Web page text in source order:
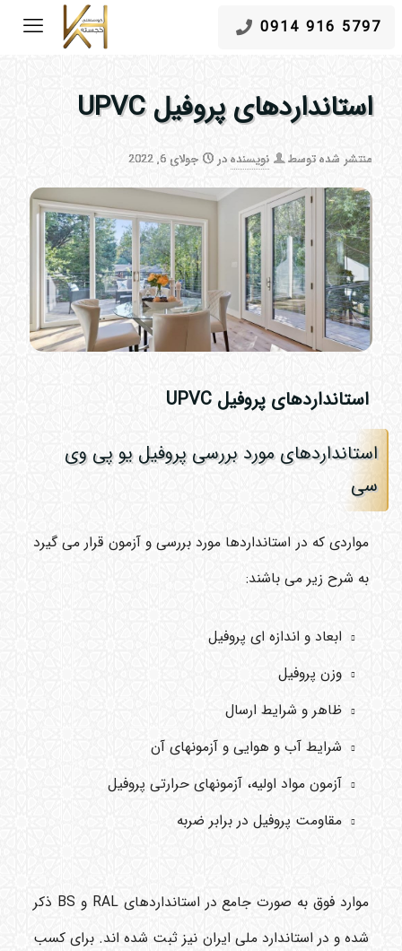
5797 916 0914
استانداردهای پروفیل UPVC
منتشر شده توسط نویسندهدر جولای 6, 2022
استانداردهای پروفیل UPVC
استانداردهای مورد بررسی پروفیل یو پی وی
سی
مواردی که در استانداردها مورد بررسی و آزمون قرار می گیرد
به شرح زیر می باشند:
ابعاد و اندازه ای پروفیل
وزن پروفیل
ظاهر و شرایط ارسال
شرایط آب و هوایی و آزمونهای آن
آزمون مواد اولیه، آزمونهای حرارتی پروفیل
مقاومت پروفیل در برابر ضربه
موارد فوق به صورت جامع در استانداردهایRAL و BS ذکر
شده و در استاندارد ملی ایران نیز ثبت شده اند. برای کسب